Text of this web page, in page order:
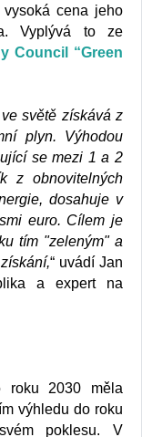
cena jeho
Vyplývá to ze
Council “Green
světě získává z
plyn. Výhodou
se mezi 1 a 2
z obnovitelných
dosahuje v
euro. Cílem je
tím "zeleným" a
“ uvádí Jan
a expert na
roku 2030 měla
výhledu do roku
poklesu. V